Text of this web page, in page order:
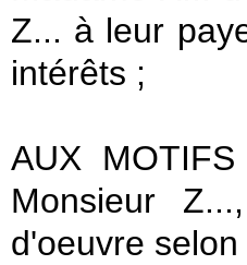
Z... à leur
intérêts ;
AUX
Monsieur
d'oeuvre